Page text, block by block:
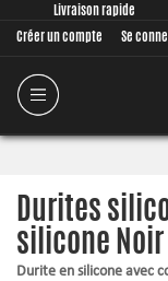
Livraison rapide
Créer un compte
Se
Durites
silicone
Durite en silicone avec